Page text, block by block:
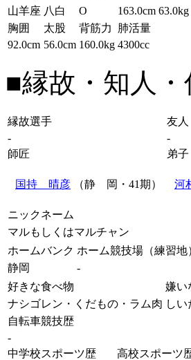
山羊座 八白 O 163.0cm 63.0kg
胸囲
太股 背筋力
肺活量
92.0cm 56.0cm 160.0kg 4300cc
■縁故・知人・
縁故選手
友人
-
-
師匠
弟子
国持 晴彦 （静 岡・41期） 河
ニックネーム
マルもしくはマルチャン
ホームバンク ホーム競技場（練習地
静岡
-
好きな食べ物
嫌い
ナシゴレン・くだもの・ラム肉 しい
自転車競技歴
-
中学校スポーツ歴
高校スポーツ